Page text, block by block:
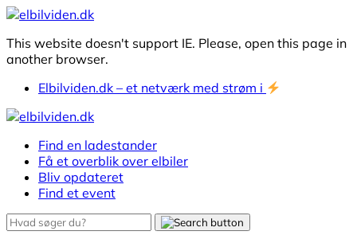
This website doesn't support IE. Please, open this page in
another browser.
Elbilviden.dk – et netværk med strøm i
Find en ladestander
Få et overblik over elbiler
Bliv opdateret
Find et event